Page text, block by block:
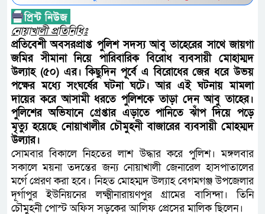
নোয়াখালী প্রতিনিধিঃ
প্রতিবেশী অবসরপ্রাপ্ত পুলিশ সদস্য আবু তাহেরের সাথে জায়গা
জমির সীমানা নিয়ে পারিবারিক বিরোধ ব্যবসায়ী মোহাম্মদ
উল্যাহ (৫০) এর। কিছুদিন পূর্বে এ বিরোধের জের ধরে উভয়
পক্ষের মধ্যে সংঘর্ষের ঘটনা ঘটে। আর এই ঘটনায় মামলা
দায়ের করে আসামী ধরতে পুলিশকে তাড়া দেন আবু তাহের।
পুলিশের অভিযানে গ্রেপ্তার এড়াতে পানিতে ঝাঁপ দিয়ে পড়ে
মৃত্যু হয়েছে নোয়াখালীর চৌমুহনী বাজারের ব্যবসায়ী মোহম্মদ
উল্যার।
সোমবার বিকালে নিহতের লাশ উদ্ধার করে পুলিশ। মঙ্গলবার
সকালে ময়না তদন্তের জন্য নোয়াখালী জেনারেল হাসপাতালের
মর্গে প্রেরণ করা হবে। নিহত মোহম্মদ উল্যাহ বেগমগঞ্জ উপজেলার
দূর্গাপুর ইউনিয়নের লক্ষ্মীনারায়ণপুর গ্রামের বাসিন্দা। তিনি
চৌমুহনী পোস্ট অফিস সড়কের আলিফ প্রেসের মালিক ছিলেন।